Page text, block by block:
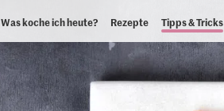
Was koche ich heute? Rezepte Tipps & Tricks